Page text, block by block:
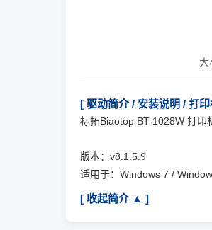
大
[ 驱动简介 / 安装说明 / 打
标拓Biaotop BT-1028W 打印
版本：v8.1.5.9
适用于：Windows 7 /
[ 收起简介 ▲ ]